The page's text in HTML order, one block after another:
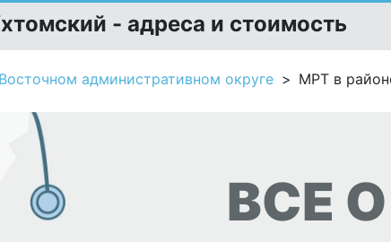
- адреса и стоимость
административном округе МРТ в
ВСЕ